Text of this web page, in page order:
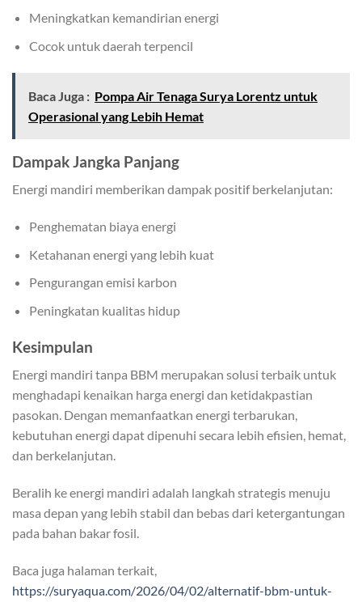
Meningkatkan kemandirian energi
Cocok untuk daerah terpencil
Baca Juga : Pompa Air Tenaga Surya Lorentz untuk
Operasional yang Lebih Hemat
Dampak Jangka Panjang
Energi mandiri memberikan dampak positif berkelanjutan:
Penghematan biaya energi
Ketahanan energi yang lebih kuat
Pengurangan emisi karbon
Peningkatan kualitas hidup
Kesimpulan
Energi mandiri tanpa BBM merupakan solusi terbaik untuk
menghadapi kenaikan harga energi dan ketidakpastian
pasokan. Dengan memanfaatkan energi terbarukan,
kebutuhan energi dapat dipenuhi secara lebih efisien, hemat,
dan berkelanjutan.
Beralih ke energi mandiri adalah langkah strategis menuju
masa depan yang lebih stabil dan bebas dari ketergantungan
pada bahan bakar fosil.
Baca juga halaman terkait,
https://suryaqua.com/2026/04/02/alternatif-bbm-untuk-